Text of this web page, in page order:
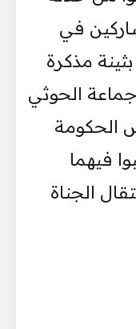
في
مذكرة
الحوثي
الحكومة
فيهما
الجناة